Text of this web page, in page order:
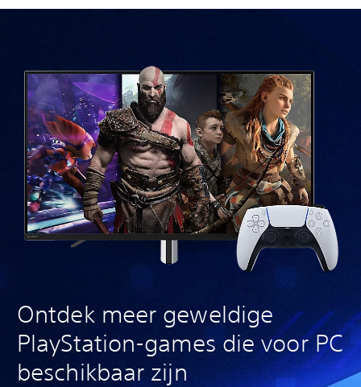
Ontdek meer geweldige
PlayStation-games die voor PC
beschikbaar zijn